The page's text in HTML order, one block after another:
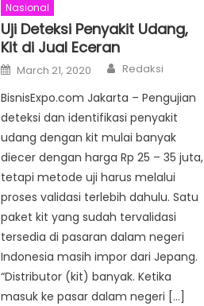
Nasional
Uji Deteksi Penyakit Udang,
Kit di Jual Eceran
Posted
on
March 21, 2020 Author
Redaksi
BisnisExpo.com Jakarta – Pengujian
deteksi dan identifikasi penyakit
udang dengan kit mulai banyak
diecer dengan harga Rp 25 – 35 juta,
tetapi metode uji harus melalui
proses validasi terlebih dahulu. Satu
paket kit yang sudah tervalidasi
tersedia di pasaran dalam negeri
Indonesia masih impor dari Jepang.
“Distributor (kit) banyak. Ketika
masuk ke pasar dalam negeri […]